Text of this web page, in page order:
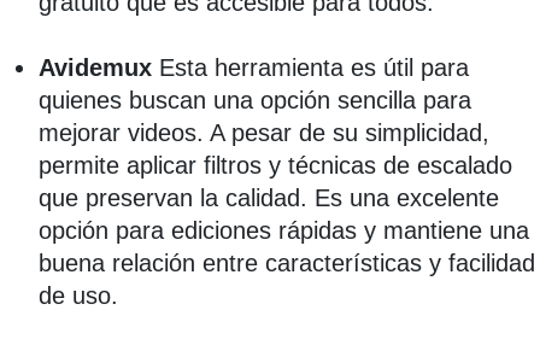
Avidemux Esta herramienta es útil para
quienes buscan una opción sencilla para
mejorar videos. A pesar de su simplicidad,
permite aplicar filtros y técnicas de escalado
que preservan la calidad. Es una excelente
opción para ediciones rápidas y mantiene una
buena relación entre características y facilidad
de uso.